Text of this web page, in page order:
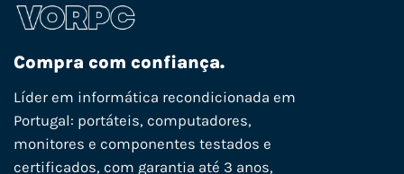
Compra com confiança.
Líder em informática recondicionada em
Portugal: portáteis, computadores,
monitores e componentes testados e
certificados, com garantia até 3 anos,